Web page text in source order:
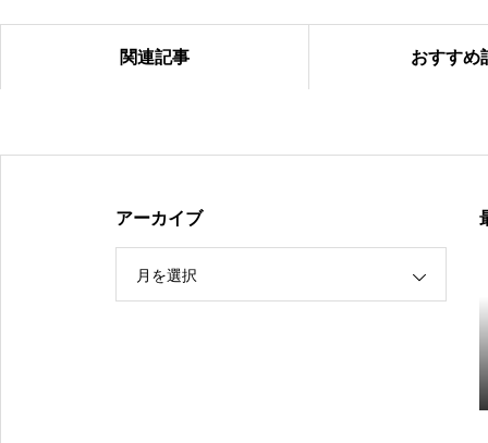
関連記事 おすすめ
アーカイブ
月を選択